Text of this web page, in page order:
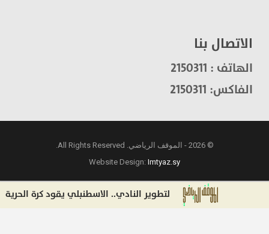
الاتصال بنا
الهاتف : 2150311
الفاكس: 2150311
© 2026 - الموقف الرياضي. All Rights Reserved.
Website Design:Imtyaz.sy
لتطوير النادي.. الاسطنبلي يقود كرة الحرية